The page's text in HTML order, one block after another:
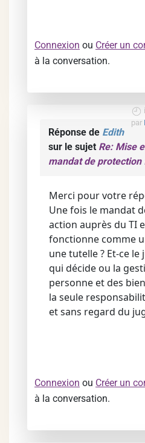
Connexion ou Créer un
à la conversation.
par
Réponse de Edith
sur le sujet Re: Mise
mandat de protection
Merci pour votre
Une fois le mandat
action auprès du TI
fonctionne comme
une tutelle ? Et-ce le
qui décide ou la
personne et des
la seule
et sans regard du
Connexion ou Créer un
à la conversation.